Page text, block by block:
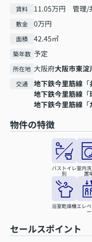
賃料 11.05万円 管理/
敷金 0万円
面積 42.45㎡
築年数 予定
所在地 大阪府大阪市東淀
交通 地下鉄今里筋線 「
地下鉄今里筋線 「
地下鉄今里筋線 「
物件の特徴
バストイレ
別
室内
置
浴室乾燥機エレ
ー
セールスポイント